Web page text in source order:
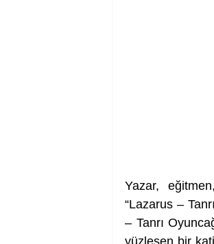
Yazar,
“Lazarus –
– Tanrı
yüzleşen bir